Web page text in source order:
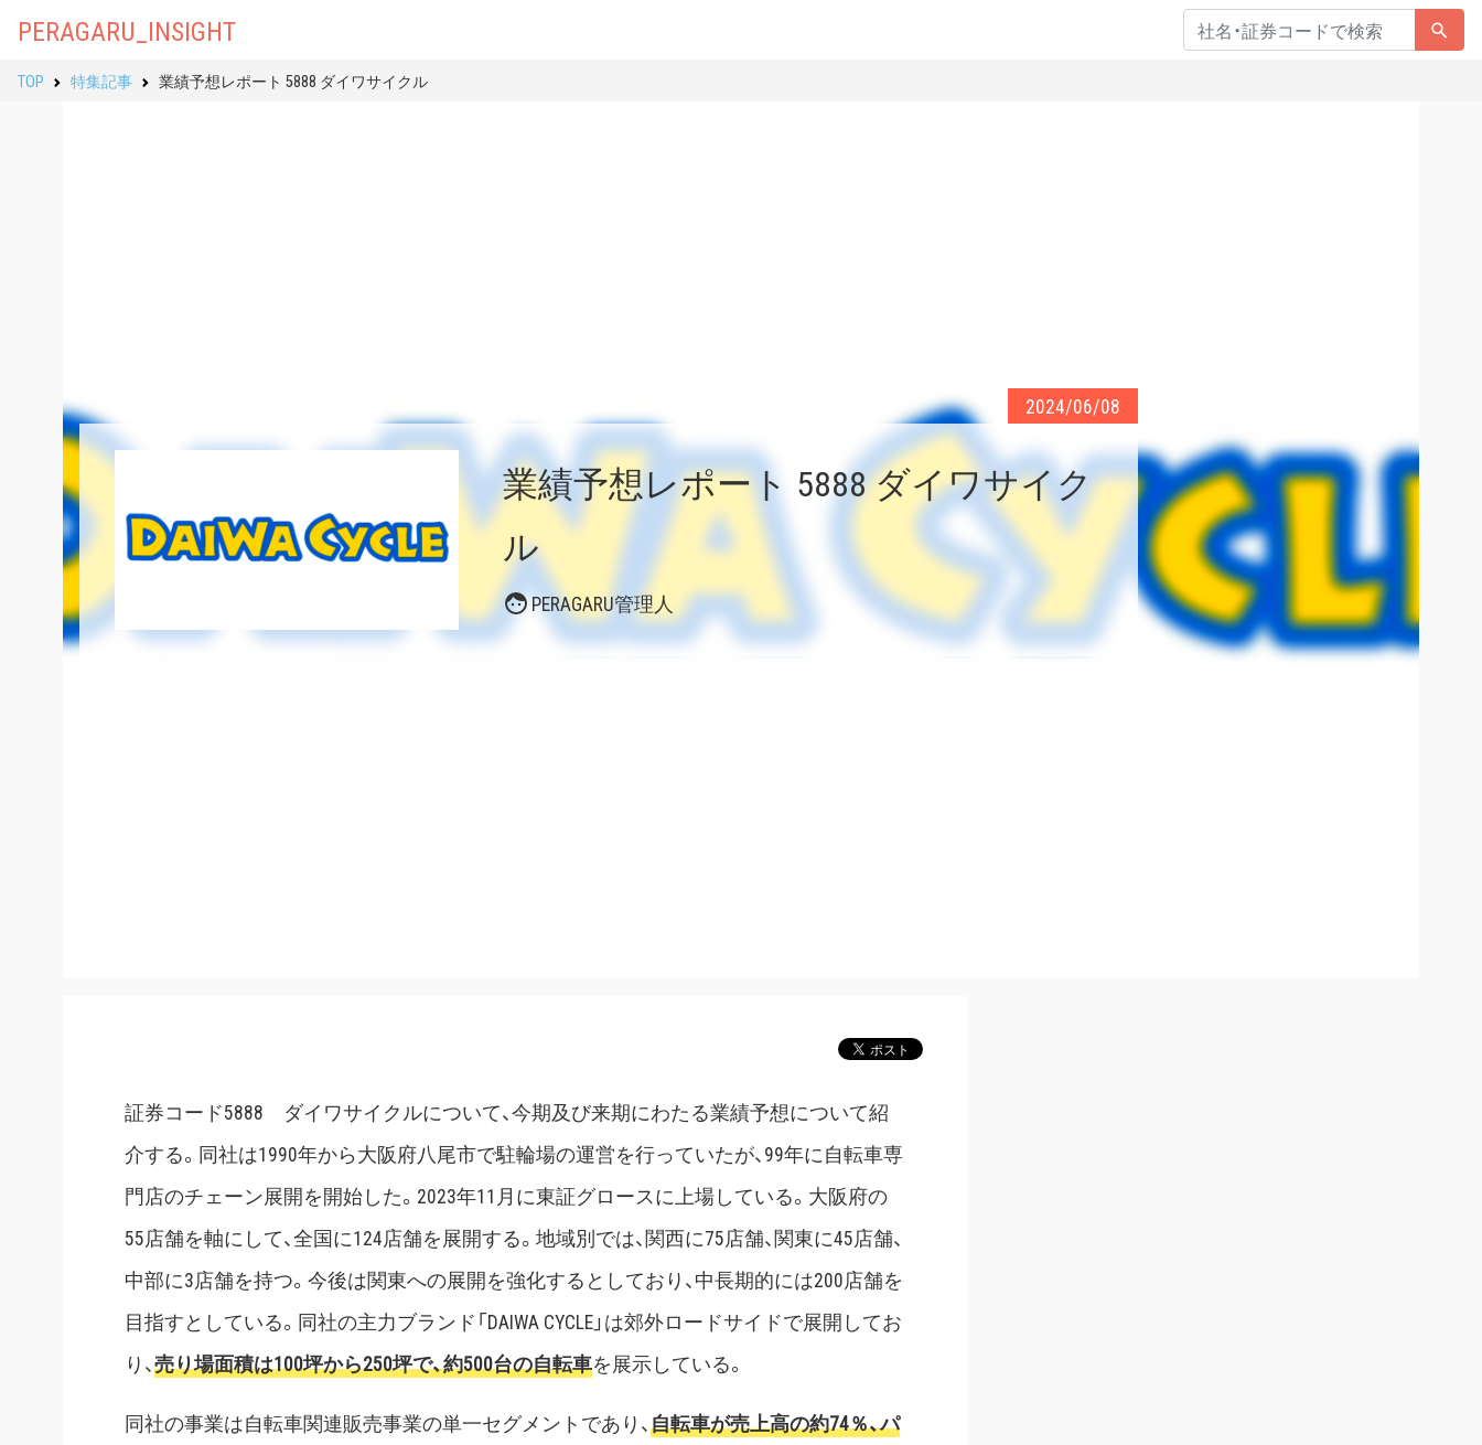
PERAGARU_INSIGHT
TOP 特集記事 業績予想レポート 5888 ダイワサイクル
業績予想レポート 5888 ダイワサイク
ル
2024/06/08
PERAGARU管理人
証券コード5888 ダイワサイクルについて、今期及び来期にわたる業績予想について紹
介する。同社は1990年から大阪府八尾市で駐輪場の運営を行っていたが、99年に自転車専
門店のチェーン展開を開始した。2023年11月に東証グロースに上場している。大阪府の
55店舗を軸にして、全国に124店舗を展開する。地域別では、関西に75店舗、関東に45店舗、
中部に3店舗を持つ。今後は関東への展開を強化するとしており、中長期的には200店舗を
目指すとしている。同社の主力ブランド「DAIWA CYCLE」は郊外ロードサイドで展開してお
り、売り場面積は100坪から250坪で、約500台の自転車を展示している。
同社の事業は自転車関連販売事業の単一セグメントであり、自転車が売上高の約74％、パ